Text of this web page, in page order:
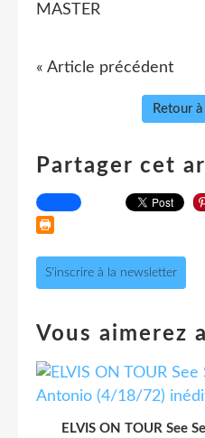
MASTER
« Article précédent
Retour à
Partager cet
S'inscrire à la newsletter
Vous aimerez
ELVIS ON TOUR See